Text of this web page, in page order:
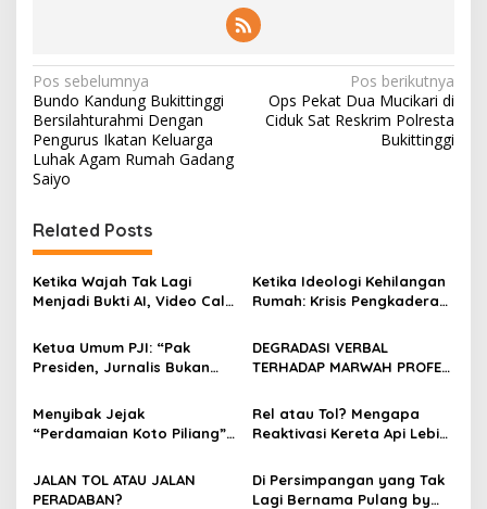
N
a
v
i
a
s
i
o
Pos sebelumnya
Bundo Kandung Bukittinggi
Bersilahturahmi Dengan
Pengurus Ikatan Keluarga
Luhak Agam Rumah Gadang
Saiyo
Pos berikutnya
Ops Pekat Dua Mucikari di
Ciduk Sat Reskrim Polresta
Bukittinggi
Related Posts
Ketika Wajah Tak Lagi
Menjadi Bukti AI, Video Call,
Digital Oleh: Ardy Mu’tamar
Ketika Ideologi Kehilangan
Rumah: Krisis Pengkaderan
dalam Bayang-Bayang
Kepemimpinan yang
Ketua Umum PJI: “Pak
Presiden, Jurnalis Bukan
DEGRADASI VERBAL
TERHADAP MARWAH PROFESI
ABUSE OF INFLUENCE OLEH
OKNUM ADVOKAT HOTMAN
Menyibak Jejak
“Perdamaian Koto Piliang”:
Bapaneh di Nagari
Simawang
Rel atau Tol? Mengapa
Reaktivasi Kereta Api Lebih
Tol yang Membelah Nagari
JALAN TOL ATAU JALAN
PERADABAN?
Di Persimpangan yang Tak
Lagi Bernama Pulang by